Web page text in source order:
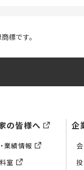
商標です。
の皆様へ
業績情報
室
企